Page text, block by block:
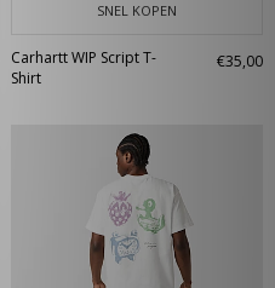
SNEL KOPEN
Carhartt WIP Script T-
Shirt
€35,00